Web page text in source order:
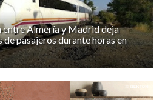
entre Almería y Madrid deja
de pasajeros durante horas en